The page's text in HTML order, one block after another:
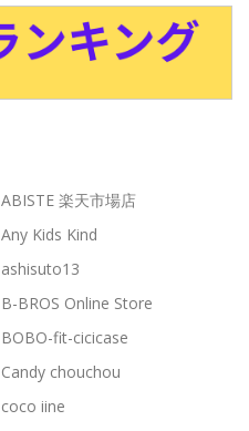
ABISTE 楽天市場店
Any Kids Kind
ashisuto13
B-BROS Online Store
BOBO-fit-cicicase
Candy chouchou
coco iine